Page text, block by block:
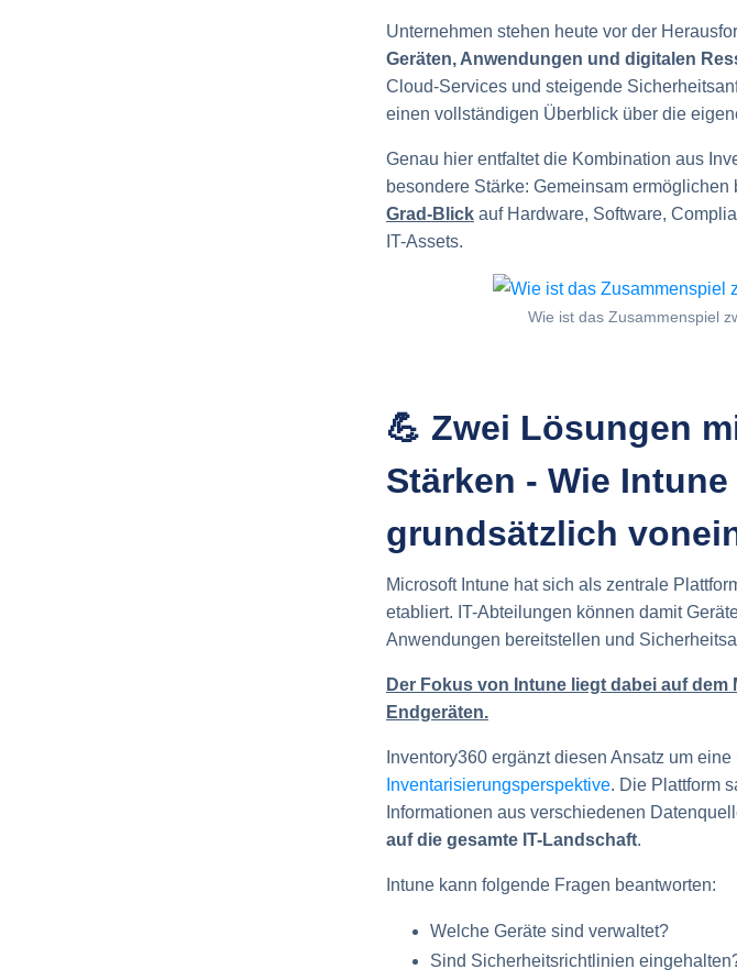
Unternehmen stehen heute vor der
Geräten, Anwendungen und digitalen
Cloud-Services und steigende
einen vollständigen Überblick über die
Genau hier entfaltet die Kombination aus
besondere Stärke: Gemeinsam
Grad-Blick auf Hardware, Software,
IT-Assets.
Wie ist das Zusammenspiel
💪 Zwei Lösungen
Stärken - Wie
grundsätzlich
Microsoft Intune hat sich als zentrale
etabliert. IT-Abteilungen können damit
Anwendungen bereitstellen und
Der Fokus von Intune liegt dabei auf
Endgeräten.
Inventory360 ergänzt diesen Ansatz um eine
Inventarisierungsperspektive. Die Plattform
Informationen aus verschiedenen
auf die gesamte IT-Landschaft.
Intune kann folgende Fragen beantworten:
Welche Geräte sind verwaltet?
Sind Sicherheitsrichtlinien